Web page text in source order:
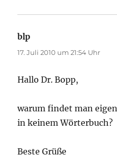
blp
17. Juli 2010 um 21:54 Uhr
Hallo Dr. Bopp,
warum findet man
in keinem Wörterbuch?
Beste Grüße